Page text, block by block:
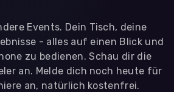
Events. Dein Tisch, deine
- alles auf einen Blick und
zu bedienen. Schau dir die
an. Melde dich noch heute für
an, natürlich kostenfrei.